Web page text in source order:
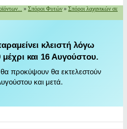
» Σπόροι Φυτών » Σπόροι λαχανικών σε
κλειστή λόγω
και 16 Αυγούστου.
προκύψουν θα εκτελεστούν
και μετά.